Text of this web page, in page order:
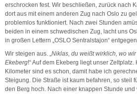
erschrocken fest. Wir beschließen, zurück nach
dort aus mit einem anderen Zug nach Oslo zu
problemlos funktioniert. Nach zwei Stunden
beiden in einem schwedischen Zug, lacht uns
in großen Lettern „OSLO Sentralstajon“ entgegen.
Wir steigen aus. „Niklas, du weißt wirklich, wo wir
Ekeberg!“ Auf dem Ekeberg liegt unser
Kilometer sind es schon, damit habe ich
Steigung. Die Straße ist kaum befahren, so steil
den Berg hoch. Nach einer knappen Stunde